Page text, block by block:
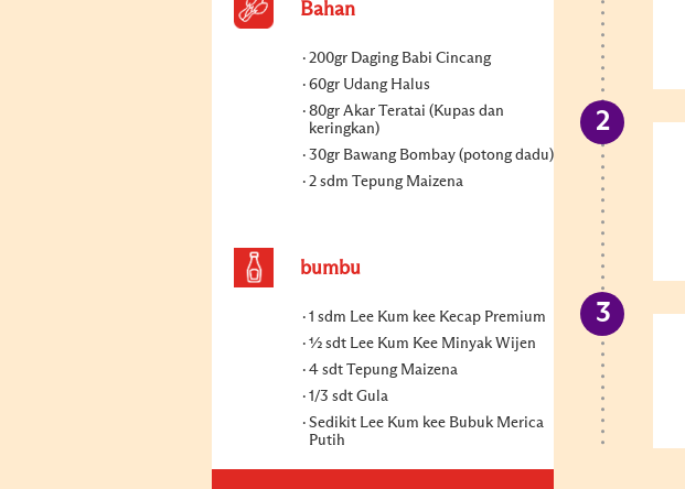
Bahan
200gr Daging Babi Cincang
60gr Udang Halus
80gr Akar Teratai (Kupas dan
keringkan)
30gr Bawang Bombay (potong dadu)
2 sdm Tepung Maizena
bumbu
1 sdm Lee Kum kee Kecap Premium
½ sdt Lee Kum Kee Minyak Wijen
4 sdt Tepung Maizena
1/3 sdt Gula
Sedikit Lee Kum kee Bubuk Merica
Putih